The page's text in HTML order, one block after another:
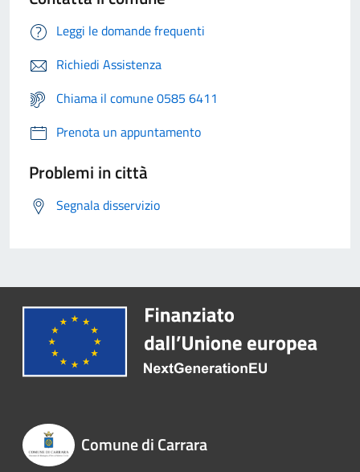
Leggi le domande frequenti
Richiedi Assistenza
Chiama il comune 0585 6411
Prenota un appuntamento
Problemi in città
Segnala disservizio
Comune di Carrara